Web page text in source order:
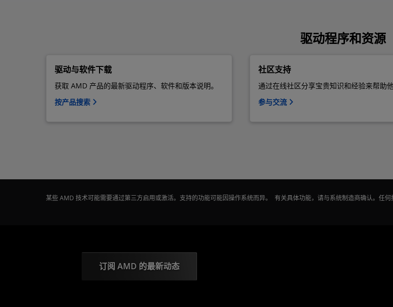
驱动程序和资源
驱动与软件下载
获取 AMD 产品的最新驱动程序、软件和版本说明。
按产品搜索
社区支持
通过在线社区分享宝贵知识和经验来帮助他
参与交流
某些 AMD 技术可能需要通过第三方启用或激活。支持的功能可能因操作系统而异。 有关具体功能，请与系统制造商确认。任何
订阅 AMD 的最新动态